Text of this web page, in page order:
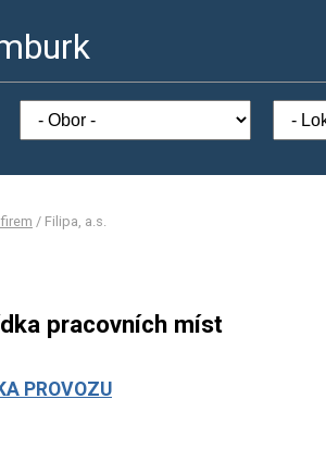
/ Filipa, a.s.
pracovních míst
PROVOZU